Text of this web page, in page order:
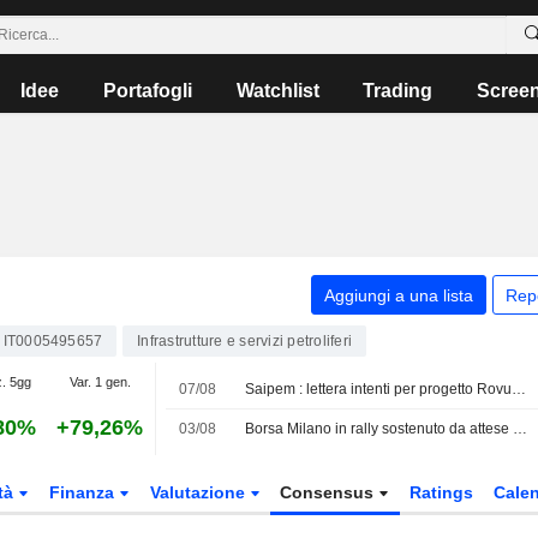
Idee Portafogli Watchlist Trading
Aggiungi a una lista
IT0005495657 Infrastrutture e servizi petroliferi
5gg Var. 1 gen.
+79,26%
07/08 Saipem : lettera intenti per progetto Rovuma Lng in Mozambico, valore 32 mln$
03/08 Borsa Milano in rally sostenuto da attese pace Usa-Iran, corre Danieli, giù Prysmian
Finanza Valutazione Consensus Ratings